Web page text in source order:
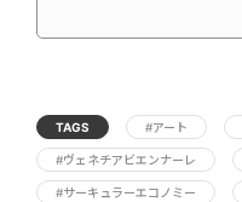
TAGS #アート
#ヴェネチアビエンナーレ
#サーキュラーエコノミー